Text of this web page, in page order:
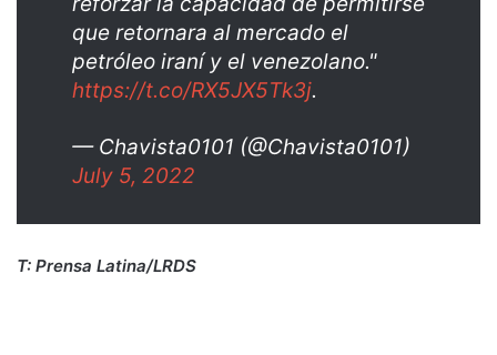
que retornara al mercado el
petróleo iraní y el venezolano."
https://t.co/RX5JX5Tk3j.
— Chavista0101 (@Chavista0101)
July 5, 2022
T: Prensa Latina/LRDS